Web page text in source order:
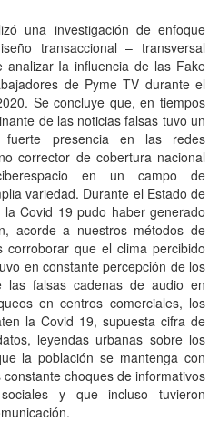
una investigación de enfoque
transaccional – transversal
analizar Ia influencia de las Fake
de Pyme TV durante el
Se concluye que, en tiempos
de las noticias falsas tuvo un
fuerte presencia en las redes
corrector de cobertura nacional
en un campo de
variedad. Durante el Estado de
Covid 19 pudo haber generado
acorde a nuestros métodos de
corroborar que el clima percibido
en constante percepción de los
las falsas cadenas de audio en
en centros comerciales, los
la Covid 19, supuesta cifra de
leyendas urbanas sobre los
la población se mantenga con
choques de informativos
y que incluso tuvieron